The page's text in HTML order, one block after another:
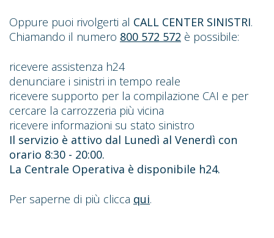
Oppure puoi rivolgerti al CALL CENTER SINISTRI.
Chiamando il numero 800 572 572 è possibile:
ricevere assistenza h24
denunciare i sinistri in tempo reale
ricevere supporto per la compilazione CAI e per
cercare la carrozzeria più vicina
ricevere informazioni su stato sinistro
Il servizio è attivo dal Lunedì al Venerdì con
orario 8:30 - 20:00.
La Centrale Operativa è disponibile h24.
Per saperne di più clicca qui.